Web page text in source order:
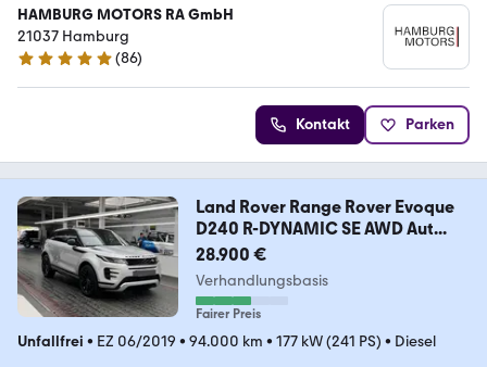
HAMBURG MOTORS RA GmbH
21037 Hamburg
4.9 Sterne
(86)
Kontakt Parken
Land Rover Range Rover Evoque
D240 R-DYNAMIC SE AWD Aut...
28.900 €
Verhandlungsbasis
Fairer Preis
Unfallfrei • EZ 06/2019 • 94.000 km • 177 kW (241 PS) • Diesel